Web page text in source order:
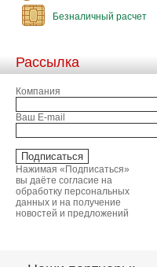
Безналичный расчет
Рассылка
Компания
Ваш E-mail
Нажимая «Подписаться»
вы даёте согласие на
обработку персональных
данных и на получение
новостей и предложений